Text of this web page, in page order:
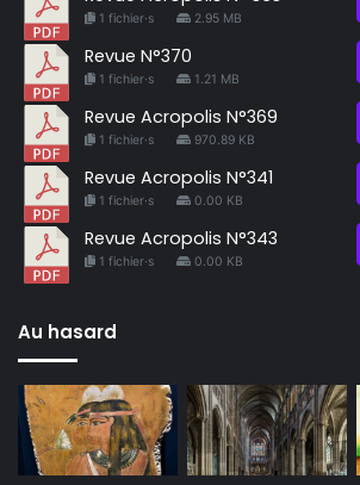
1 fichier·s 2.95 MB
Revue N°370
1 fichier·s 1.21 MB
Revue Acropolis N°369
1 fichier·s 970.89 KB
Revue Acropolis N°341
1 fichier·s 0.00 KB
Revue Acropolis N°343
1 fichier·s 0.00 KB
Au hasard